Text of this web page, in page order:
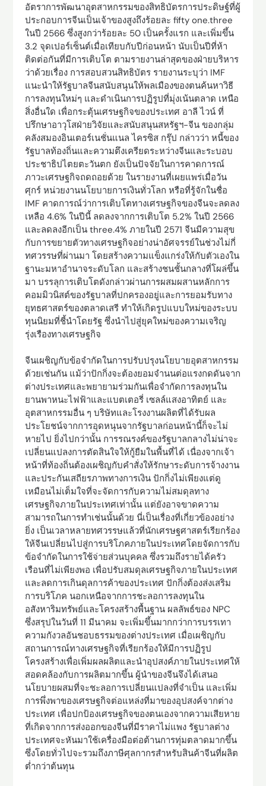
อัตราการพัฒนาอุตสาหกรรมของสิทธิบัตรการประดิษฐ์ที่ผู้
ประกอบการจีนเป็นเจ้าของสูงถึงร้อยละ fifty one.three
ในปี 2566 ซึ่งสูงกว่าร้อยละ 50 เป็นครั้งแรก และเพิ่มขึ้น
3.2 จุดเปอร์เซ็นต์เมื่อเทียบกับปีก่อนหน้า นับเป็นปีที่ห้า
ติดต่อกันที่มีการเติบโต ตามรายงานล่าสุดของฝ่ายบริหาร
ว่าด้วยเรื่อง การสอบสวนสิทธิบัตร รายงานระบุว่า IMF
แนะนำให้รัฐบาลจีนสนับสนุนให้พลเมืองของตนค้นหาวิธี
การลงทุนใหม่ๆ และดำเนินการปฏิรูปที่มุ่งเน้นตลาด เหนือ
สิ่งอื่นใด เพื่อกระตุ้นเศรษฐกิจของประเทศ อาลี ไวน์ ที่
ปรึกษาอาวุโสฝ่ายวิจัยและสนับสนุนสหรัฐฯ-จีน ของกลุ่ม
คลังสมองอินเตอร์เนชั่นแนล ไครซิส กรุ๊ป กล่าวว่า หนี้ของ
รัฐบาลท้องถิ่นและความตึงเครียดระหว่างจีนและระบอบ
ประชาธิปไตยตะวันตก ยังเป็นปัจจัยในการคาดการณ์
ภาวะเศรษฐกิจถดถอยด้วย ในรายงานที่เผยแพร่เมื่อวัน
ศุกร์ หน่วยงานนโยบายการเงินทั่วโลก หรือที่รู้จักในชื่อ
IMF คาดการณ์ว่าการเติบโตทางเศรษฐกิจของจีนจะลดลง
เหลือ 4.6% ในปีนี้ ลดลงจากการเติบโต 5.2% ในปี 2566
และลดลงอีกเป็น three.4% ภายในปี 2571 จีนมีความสุข
กับการขยายตัวทางเศรษฐกิจอย่างน่าอัศจรรย์ในช่วงไม่กี่
ทศวรรษที่ผ่านมา โดยสร้างความแข็งแกร่งให้กับตัวเองใน
ฐานะมหาอำนาจระดับโลก และสร้างชนชั้นกลางที่โผล่ขึ้น
มา บรรลุการเติบโตดังกล่าวผ่านการผสมผสานหลักการ
คอมมิวนิสต์ของรัฐบาลที่ปกครองอยู่และการยอมรับทาง
ยุทธศาสตร์ของตลาดเสรี ทำให้เกิดรูปแบบใหม่ของระบบ
ทุนนิยมที่ชี้นำโดยรัฐ ซึ่งนำไปสู่ยุคใหม่ของความเจริญ
รุ่งเรืองทางเศรษฐกิจ
จีนเผชิญกับข้อจำกัดในการปรับปรุงนโยบายอุตสาหกรรม
ด้วยเช่นกัน แม้ว่าปักกิ่งจะต้องยอมจำนนต่อแรงกดดันจาก
ต่างประเทศและพยายามร่วมกันเพื่อจำกัดการลงทุนใน
ยานพาหนะไฟฟ้าและแบตเตอรี่ เซลล์แสงอาทิตย์ และ
อุตสาหกรรมอื่น ๆ บริษัทและโรงงานผลิตที่ได้รับผล
ประโยชน์จากการอุดหนุนจากรัฐบาลก่อนหน้านี้ก็จะไม่
หายไป ยิ่งไปกว่านั้น การรณรงค์ของรัฐบาลกลางไม่น่าจะ
เปลี่ยนแปลงการตัดสินใจให้กู้ยืมในพื้นที่ได้ เนื่องจากเจ้า
หน้าที่ท้องถิ่นต้องเผชิญกับคำสั่งให้รักษาระดับการจ้างงาน
และประกันเสถียรภาพทางการเงิน ปักกิ่งไม่เพียงแต่ดู
เหมือนไม่เต็มใจที่จะจัดการกับความไม่สมดุลทาง
เศรษฐกิจภายในประเทศเท่านั้น แต่ยังอาจขาดความ
สามารถในการทำเช่นนั้นด้วย นี่เป็นเรื่องที่เกี่ยวข้องอย่าง
ยิ่ง เป็นเวลาหลายทศวรรษแล้วที่นักเศรษฐศาสตร์เรียกร้อง
ให้จีนเปลี่ยนไปสู่การบริโภคภายในประเทศโดยจัดการกับ
ข้อจำกัดในการใช้จ่ายส่วนบุคคล ซึ่งรวมถึงรายได้ครัว
เรือนที่ไม่เพียงพอ เพื่อปรับสมดุลเศรษฐกิจภายในประเทศ
และลดการเกินดุลการค้าของประเทศ ปักกิ่งต้องส่งเสริม
การบริโภค นอกเหนือจากการชะลอการลงทุนใน
อสังหาริมทรัพย์และโครงสร้างพื้นฐาน ผลลัพธ์ของ NPC
ซึ่งสรุปในวันที่ 11 มีนาคม จะเพิ่มขึ้นมากกว่าการบรรเทา
ความกังวลอันชอบธรรมของต่างประเทศ เมื่อเผชิญกับ
สถานการณ์ทางเศรษฐกิจที่เรียกร้องให้มีการปฏิรูป
โครงสร้างเพื่อเพิ่มผลผลิตและนำอุปสงค์ภายในประเทศให้
สอดคล้องกับการผลิตมากขึ้น ผู้นำของจีนจึงได้เสนอ
นโยบายผสมที่จะชะลอการเปลี่ยนแปลงที่จำเป็น และเพิ่ม
การพึ่งพาของเศรษฐกิจต่อแหล่งที่มาของอุปสงค์จากต่าง
ประเทศ เพื่อปกป้องเศรษฐกิจของตนเองจากความเสียหาย
ที่เกิดจากการส่งออกของจีนที่มีราคาไม่แพง รัฐบาลต่าง
ประเทศจะหันมาใช้เครื่องมือต่อต้านการทุ่มตลาดมากขึ้น
ซึ่งโดยทั่วไปจะรวมถึงภาษีศุลกากรสำหรับสินค้าจีนที่ผลิต
ต่ำกว่าต้นทุน